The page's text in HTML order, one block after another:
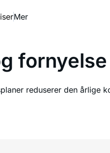
Mer
fornyelse
reduserer den årlige